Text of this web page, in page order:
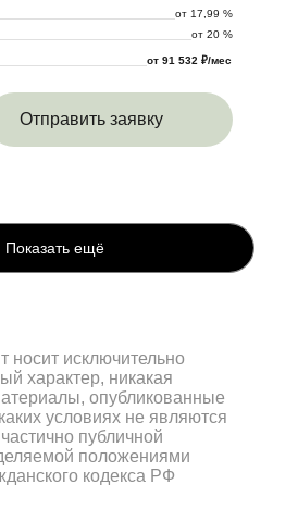
от 17,99 %
от 20 %
от 91 532 ₽/мес
Отправить заявку
Показать ещё
носит исключительно
характер, никакая
опубликованные
условиях не являются
публичной
положениями
кодекса РФ